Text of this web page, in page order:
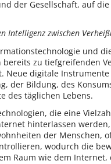
der Gesellschaft, auf
Intelligenz zwischen
und
bereits zu tiefgreifenden
Neue digitale
der Bildung, des
des täglichen Lebens.
die eine
hinterlassen
der Menschen,
wodurch die
Raum wie dem